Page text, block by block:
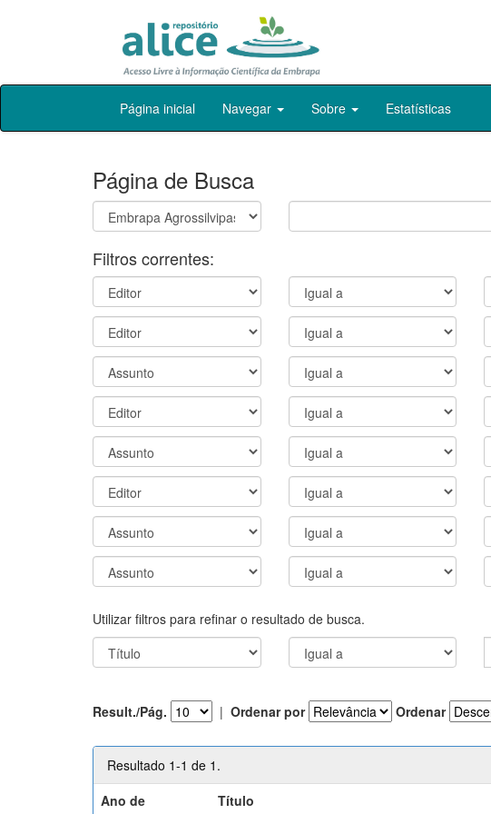
Skip
Página inicial Navegar Sobre Estatísticas
Página de Busca
Filtros correntes:
Utilizar filtros para refinar o resultado de busca.
Result./Pág. | Ordenar por Ordenar
Resultado 1-1 de 1.
Ano de
Título